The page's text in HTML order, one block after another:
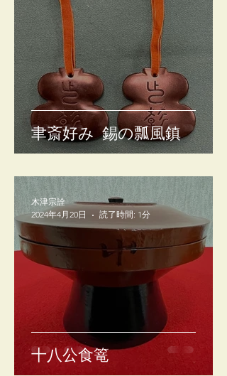
聿斎好み 錫の瓢風鎮
十八公食篭
木津宗詮
2024年4月20日
読了時間: 1分